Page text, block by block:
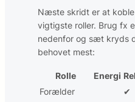
Næste skridt er at
vigtigste roller. Brug fx
nedenfor og sæt kryds
behovet mest:
Rolle Energi
Forælder
✔